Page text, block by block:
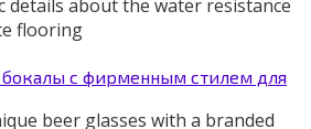
details about the water resistance
flooring
с фирменным стилем для
beer glasses with a branded